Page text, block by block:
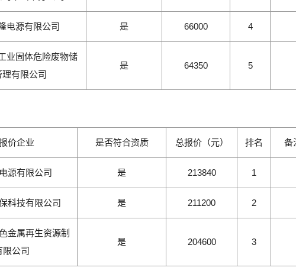
电源有限公司 是 66000 4
业固体危险废物储
理有限公司
是 64350 5
价企业 是否符合资质 总报价（元） 排名 备
源有限公司 是 213840 1
科技有限公司 是 211200 2
金属再生资源制
限公司
是 204600 3